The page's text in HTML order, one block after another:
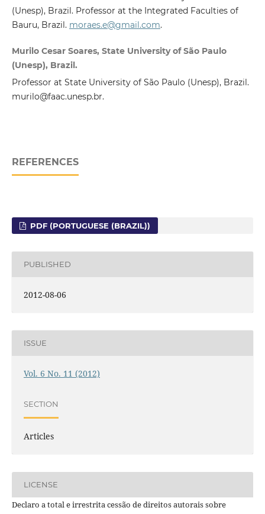
(Unesp), Brazil. Professor at the Integrated Faculties of
Bauru, Brazil. moraes.e@gmail.com.
Murilo Cesar Soares, State University of São Paulo
(Unesp), Brazil.
Professor at State University of São Paulo (Unesp), Brazil.
murilo@faac.unesp.br.
REFERENCES
PDF (PORTUGUESE (BRAZIL))
PUBLISHED
2012-08-06
ISSUE
Vol. 6 No. 11 (2012)
SECTION
Articles
LICENSE
Declaro a total e irrestrita cessão de direitos autorais sobre